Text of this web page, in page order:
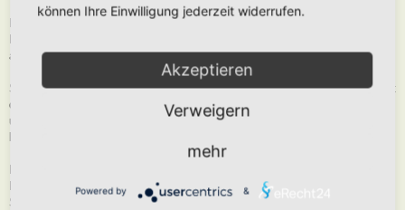
In Spalten und Höhlen des Stammes quartieren sich Vögel und
abgestorbenen Ästen fühlen sich z.B. Käferlarven wohl.
Seine leckeren Früchte ernähren Mensch und Tier und selbst das Fallobst
dient im Herbst noch als Nahrungsquelle. Jeder alte Apfelbaum sollte
unter strengen Schutz gestellt werden. Kämpfen wir um den Erhalt dieser
Entscheiden Sie sich bei Neupflanzungen für eine entsprechend alte
Sorte.
können Ihre Einwilligung jederzeit widerrufen.
Akzeptieren
Verweigern
mehr
Powered by &